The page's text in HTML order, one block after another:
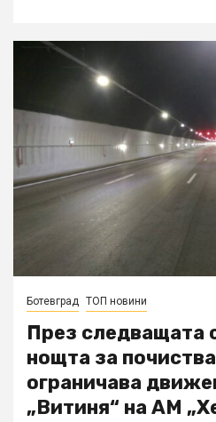
Ботевград ТОП новини
През следващата
нощта за
ограничава
„Витиня“ на АМ